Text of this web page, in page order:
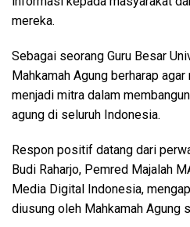
mereka.
Sebagai seorang Guru Besar
Mahkamah Agung berharap
menjadi mitra dalam
agung di seluruh Indonesia.
Respon positif datang dari
Budi Raharjo, Pemred Majalah
Media Digital Indonesia,
diusung oleh Mahkamah Agung